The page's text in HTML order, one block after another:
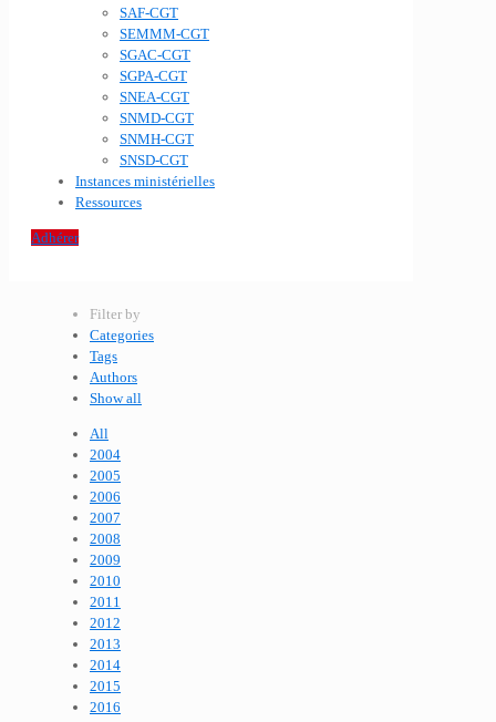
SAF-CGT
SEMMM-CGT
SGAC-CGT
SGPA-CGT
SNEA-CGT
SNMD-CGT
SNMH-CGT
SNSD-CGT
Instances ministérielles
Ressources
Adhérer
Filter by
Categories
Tags
Authors
Show all
All
2004
2005
2006
2007
2008
2009
2010
2011
2012
2013
2014
2015
2016